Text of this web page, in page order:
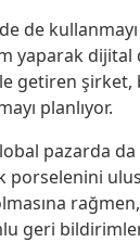
de
yaparak
getiren şirket,
planlıyor.
pazarda
porselenini
rağmen,
geri bildirimler